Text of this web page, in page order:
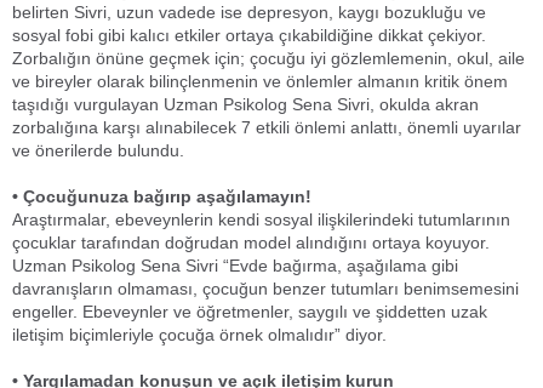
belirten Sivri, uzun vadede ise depresyon, kaygı bozukluğu ve
sosyal fobi gibi kalıcı etkiler ortaya çıkabildiğine dikkat çekiyor.
Zorbalığın önüne geçmek için; çocuğu iyi gözlemlemenin, okul, aile
ve bireyler olarak bilinçlenmenin ve önlemler almanın kritik önem
taşıdığı vurgulayan Uzman Psikolog Sena Sivri, okulda akran
zorbalığına karşı alınabilecek 7 etkili önlemi anlattı, önemli uyarılar
ve önerilerde bulundu.
• Çocuğunuza bağırıp aşağılamayın!
Araştırmalar, ebeveynlerin kendi sosyal ilişkilerindeki tutumlarının
çocuklar tarafından doğrudan model alındığını ortaya koyuyor.
Uzman Psikolog Sena Sivri “Evde bağırma, aşağılama gibi
davranışların olmaması, çocuğun benzer tutumları benimsemesini
engeller. Ebeveynler ve öğretmenler, saygılı ve şiddetten uzak
iletişim biçimleriyle çocuğa örnek olmalıdır” diyor.
• Yargılamadan konuşun ve açık iletişim kurun